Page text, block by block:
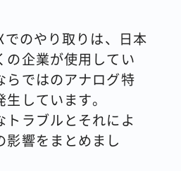
のやり取りは、日本
の企業が使用してい
らではのアナログ特
しています。
トラブルとそれによ
影響をまとめまし